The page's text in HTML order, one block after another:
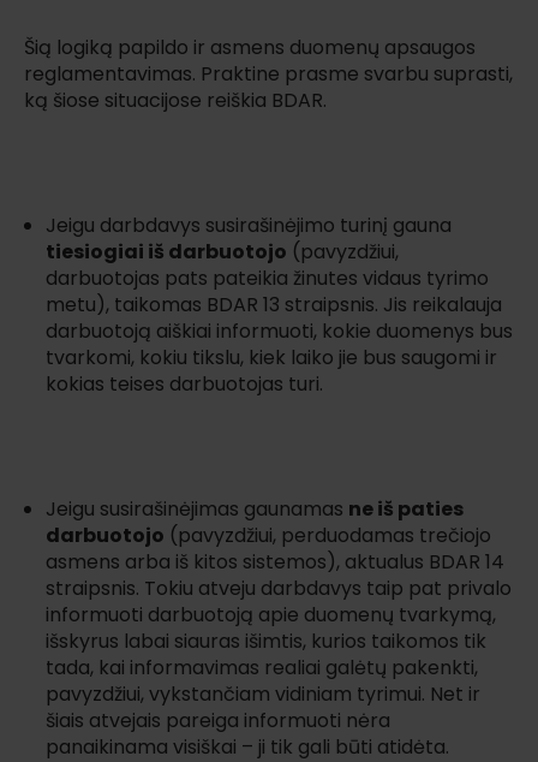
Šią logiką papildo ir asmens duomenų apsaugos
reglamentavimas. Praktine prasme svarbu suprasti,
ką šiose situacijose reiškia BDAR.
Jeigu darbdavys susirašinėjimo turinį gauna
tiesiogiai iš darbuotojo (pavyzdžiui,
darbuotojas pats pateikia žinutes vidaus tyrimo
metu), taikomas BDAR 13 straipsnis. Jis reikalauja
darbuotoją aiškiai informuoti, kokie duomenys bus
tvarkomi, kokiu tikslu, kiek laiko jie bus saugomi ir
kokias teises darbuotojas turi.
Jeigu susirašinėjimas gaunamas ne iš paties
darbuotojo (pavyzdžiui, perduodamas trečiojo
asmens arba iš kitos sistemos), aktualus BDAR 14
straipsnis. Tokiu atveju darbdavys taip pat privalo
informuoti darbuotoją apie duomenų tvarkymą,
išskyrus labai siauras išimtis, kurios taikomos tik
tada, kai informavimas realiai galėtų pakenkti,
pavyzdžiui, vykstančiam vidiniam tyrimui. Net ir
šiais atvejais pareiga informuoti nėra
panaikinama visiškai – ji tik gali būti atidėta.